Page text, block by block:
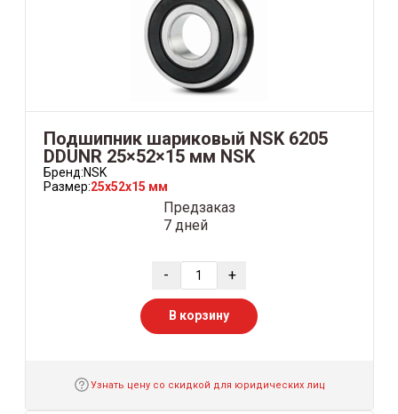
Подшипник шариковый NSK 6205
DDUNR 25×52×15 мм NSK
Бренд:NSK
Размер:25x52x15 мм
Предзаказ
7 дней
- +
В корзину
Узнать цену со скидкой для юридических лиц